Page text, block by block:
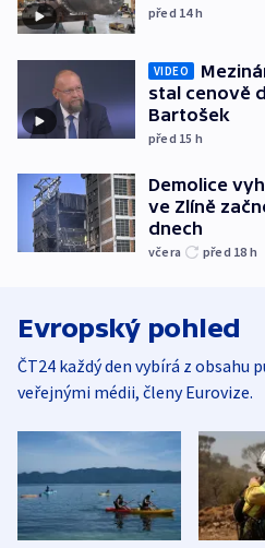
před 14h
VIDEO
stal cenově
Bartošek
před 15 h
Demolice
ve Zlíně
dnech
včera před 18 h
Evropský pohled
ČT24 každý den vybírá z obsahu
veřejnými médii, členy Eurovize.